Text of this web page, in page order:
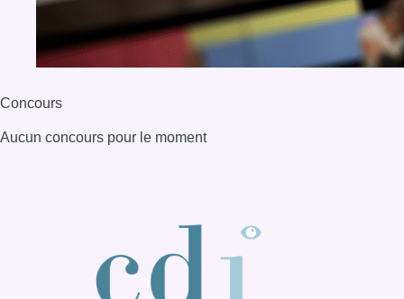
Concours
Aucun concours pour le moment